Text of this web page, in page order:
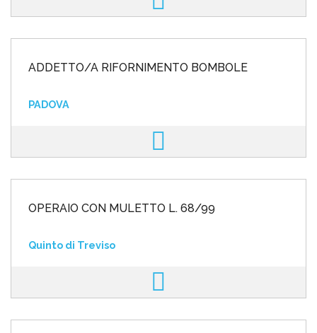
ADDETTO/A RIFORNIMENTO BOMBOLE
PADOVA
OPERAIO CON MULETTO L. 68/99
Quinto di Treviso